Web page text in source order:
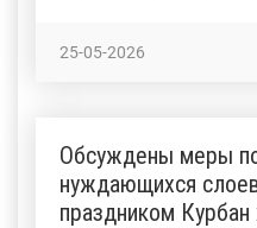
25-05-2026
Обсуждены меры
нуждающихся
праздником Курбан